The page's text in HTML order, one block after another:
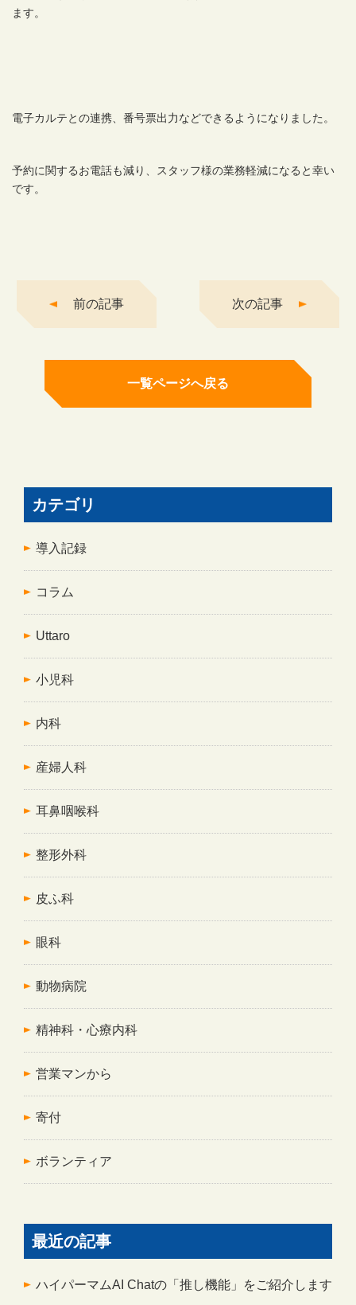
ます。
電子カルテとの連携、番号票出力などできるようになりました。
予約に関するお電話も減り、スタッフ様の業務軽減になると幸い
です。
前の記事 次の記事
一覧ページへ戻る
カテゴリ
導入記録
コラム
Uttaro
小児科
内科
産婦人科
耳鼻咽喉科
整形外科
皮ふ科
眼科
動物病院
精神科・心療内科
営業マンから
寄付
ボランティア
最近の記事
ハイパーマムAI Chatの「推し機能」をご紹介します